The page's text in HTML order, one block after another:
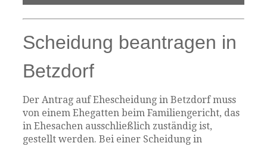
Scheidung beantragen in
Betzdorf
Der Antrag auf Ehescheidung in Betzdorf muss
von einem Ehegatten beim Familiengericht, das
in Ehesachen ausschließlich zuständig ist,
gestellt werden. Bei einer Scheidung in